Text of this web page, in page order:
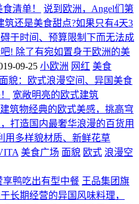
清单！
说到欧洲，Angel们第
还是美食甜点?如果只有4天3
于时间、预算限制下而无法成
! 除了有宛如置身于欧洲的美
09-25 小欧洲 网红 美食
貌：欧式浪漫空间、异国美食
宽敞明亮的欧式建筑
筑物经典的欧式美感，挑高穹
打造国内最奢华浪漫的百货用
用多样貌材质、新鲜花草
美食广场 面貌 欧式 浪漫空
享鸭吃出有型中餐 王品集团旗
长期经营的异国风味料理，